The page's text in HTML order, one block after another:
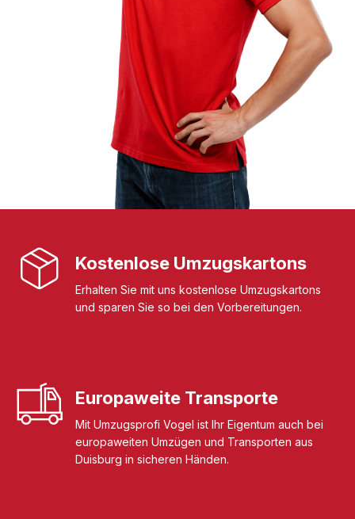
Kostenlose Umzugskartons
Erhalten Sie mit uns kostenlose Umzugskartons
und sparen Sie so bei den Vorbereitungen.
Europaweite Transporte
Mit Umzugsprofi Vogel ist Ihr Eigentum auch bei
europaweiten Umzügen und Transporten aus
Duisburg in sicheren Händen.